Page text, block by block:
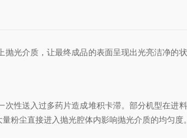
光介质，让最终成品的表面呈现出光亮洁净的
性送入过多药片造成堆积卡滞。部分机型在进
粉尘直接进入抛光腔体内影响抛光介质的均匀度